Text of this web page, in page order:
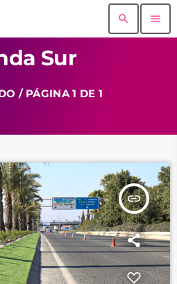
search menu
Sur
/ PÁGINA 1 DE 1
insert_link